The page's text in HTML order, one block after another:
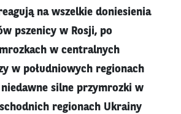
na wszelkie doniesienia
pszenicy w Rosji, po
w centralnych
w południowych regionach
niedawne silne przymrozki w
regionach Ukrainy